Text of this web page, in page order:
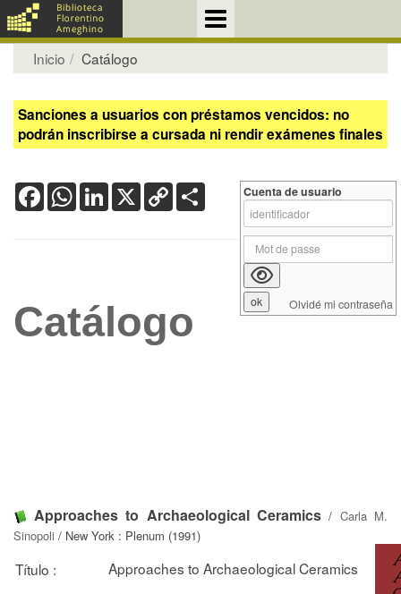
Inicio Catálogo
Sanciones a usuarios con préstamos vencidos: no
podrán inscribirse a cursada ni rendir exámenes finales
FacebookWhatsApp
LinkedIn
X Copy
Link
Catálogo
Approaches to Archaeological Ceramics / Carla M.
Sinopoli / New York : Plenum (1991)
Título :
Approaches to Archaeological Ceramics
Cuenta de usuario
Olvidé mi contraseña